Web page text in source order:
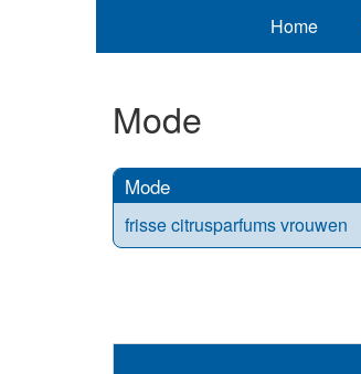
Home
Mode
Mode
frisse citrusparfums vrouwen